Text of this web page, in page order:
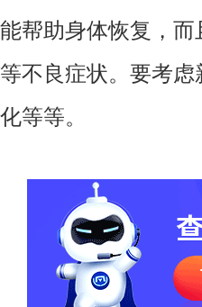
能帮助身体恢复，
等不良症状。要考
化等等。